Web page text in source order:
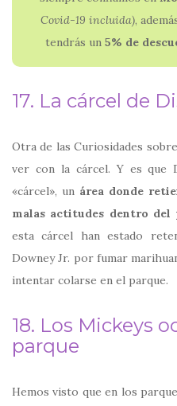
Covid-19 incluida),
tendrás un 5% de
17. La cárcel de
Otra de las Curiosidades
ver con la cárcel. Y es que
«cárcel», un área donde
malas actitudes dentro del
esta cárcel han estado
Downey Jr. por fumar
intentar colarse en el parque.
18. Los Mickeys
parque
Hemos visto que en los